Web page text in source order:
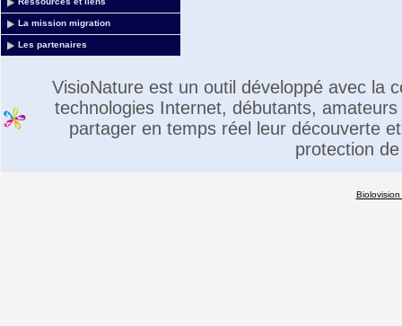
La mission migration
Les partenaires
VisioNature est un outil développé avec la
technologies Internet, débutants,
partager en temps réel leur découverte
protection
Biolovision